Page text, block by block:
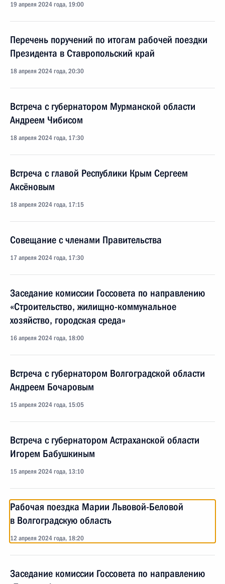
19 апреля 2024 года, 19:00
Перечень поручений по итогам рабочей поездки
Президента в Ставропольский край
18 апреля 2024 года, 20:30
Встреча с губернатором Мурманской области
Андреем Чибисом
18 апреля 2024 года, 17:30
Встреча с главой Республики Крым Сергеем
Аксёновым
18 апреля 2024 года, 17:15
Совещание с членами Правительства
17 апреля 2024 года, 17:30
Заседание комиссии Госсовета по направлению
«Строительство, жилищно-коммунальное
хозяйство, городская среда»
16 апреля 2024 года, 18:00
Встреча с губернатором Волгоградской области
Андреем Бочаровым
15 апреля 2024 года, 15:05
Встреча с губернатором Астраханской области
Игорем Бабушкиным
15 апреля 2024 года, 13:10
Рабочая поездка Марии Львовой-Беловой
в Волгоградскую область
12 апреля 2024 года, 18:20
Заседание комиссии Госсовета по направлению